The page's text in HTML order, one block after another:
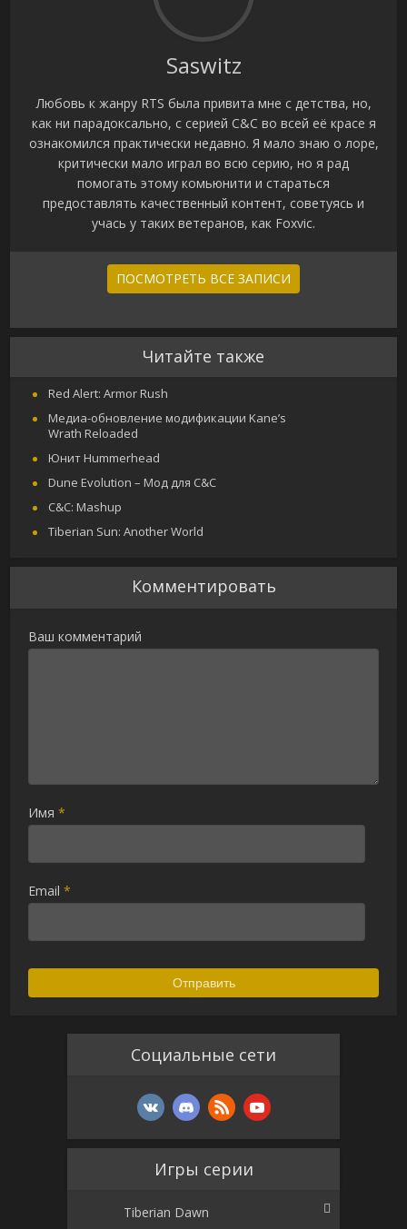
Saswitz
Любовь к жанру RTS была привита мне с детства, но,
как ни парадоксально, с серией C&C во всей её красе я
ознакомился практически недавно. Я мало знаю о лоре,
критически мало играл во всю серию, но я рад
помогать этому комьюнити и стараться
предоставлять качественный контент, советуясь и
учась у таких ветеранов, как Foxvic.
ПОСМОТРЕТЬ ВСЕ ЗАПИСИ
Читайте также
Red Alert: Armor Rush
Медиа-обновление модификации Kane’s
Wrath Reloaded
Юнит Hummerhead
Dune Evolution – Мод для C&C
C&C: Mashup
Tiberian Sun: Another World
Комментировать
Ваш комментарий
Имя*
Email*
Социальные сети
Игры серии
Tiberian Dawn